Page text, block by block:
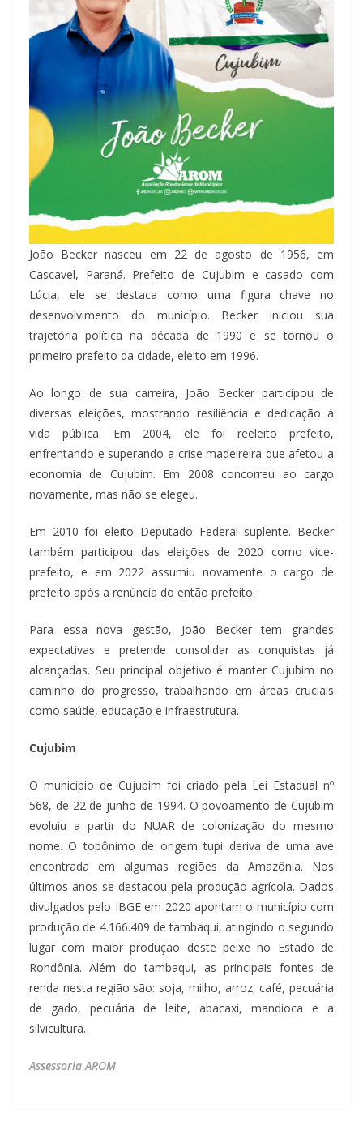
João Becker nasceu em 22 de agosto de 1956, em
Cascavel, Paraná. Prefeito de Cujubim e casado com
Lúcia, ele se destaca como uma figura chave no
desenvolvimento do município. Becker iniciou sua
trajetória política na década de 1990 e se tornou o
primeiro prefeito da cidade, eleito em 1996.
Ao longo de sua carreira, João Becker participou de
diversas eleições, mostrando resiliência e dedicação à
vida pública. Em 2004, ele foi reeleito prefeito,
enfrentando e superando a crise madeireira que afetou a
economia de Cujubim. Em 2008 concorreu ao cargo
novamente, mas não se elegeu.
Em 2010 foi eleito Deputado Federal suplente. Becker
também participou das eleições de 2020 como vice-
prefeito, e em 2022 assumiu novamente o cargo de
prefeito após a renúncia do então prefeito.
Para essa nova gestão, João Becker tem grandes
expectativas e pretende consolidar as conquistas já
alcançadas. Seu principal objetivo é manter Cujubim no
caminho do progresso, trabalhando em áreas cruciais
como saúde, educação e infraestrutura.
Cujubim
O município de Cujubim foi criado pela Lei Estadual nº
568, de 22 de junho de 1994. O povoamento de Cujubim
evoluiu a partir do NUAR de colonização do mesmo
nome. O topônimo de origem tupi deriva de uma ave
encontrada em algumas regiões da Amazônia. Nos
últimos anos se destacou pela produção agrícola. Dados
divulgados pelo IBGE em 2020 apontam o município com
produção de 4.166.409 de tambaqui, atingindo o segundo
lugar com maior produção deste peixe no Estado de
Rondônia. Além do tambaqui, as principais fontes de
renda nesta região são: soja, milho, arroz, café, pecuária
de gado, pecuária de leite, abacaxi, mandioca e a
silvicultura.
Assessoria AROM